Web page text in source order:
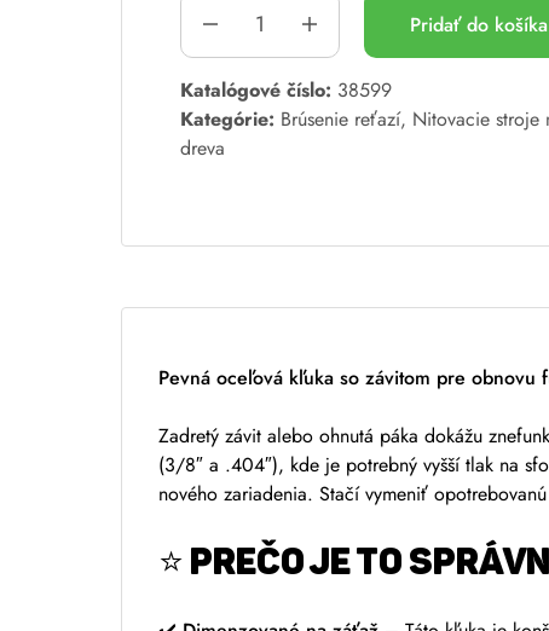
Pridať do košíka
A
l
t
e
Katalógové číslo: 38599
Kategórie: Brúsenie reťazí, Nitovacie stroje
dreva
Pevná oceľová kľuka so závitom pre obnovu
Zadretý závit alebo ohnutá páka dokážu
(3/8″ a .404″), kde je potrebný vyšší tlak na
nového zariadenia. Stačí vymeniť
⭐ PREČO JE TO